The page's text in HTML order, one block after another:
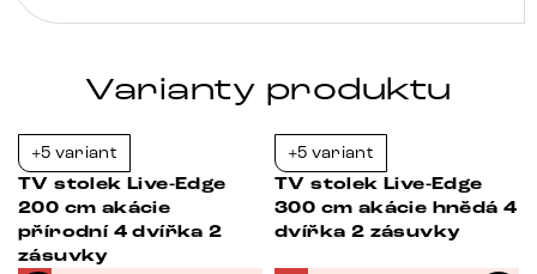
Varianty produktu
+5 variant
TV stolek Live-Edge
200 cm akácie
přírodní 4 dvířka 2
zásuvky
+5 variant
TV stolek Live-Edge
300 cm akácie hnědá 4
dvířka 2 zásuvky